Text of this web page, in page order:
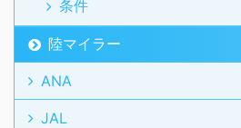
条件
陸マイラー
ANA
JAL